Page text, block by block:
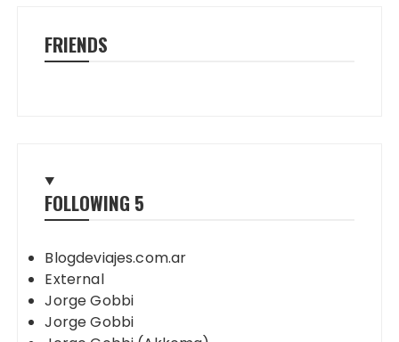
FRIENDS
FOLLOWING 5
Blogdeviajes.com.ar
External
Jorge Gobbi
Jorge Gobbi